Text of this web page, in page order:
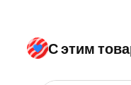
С этим